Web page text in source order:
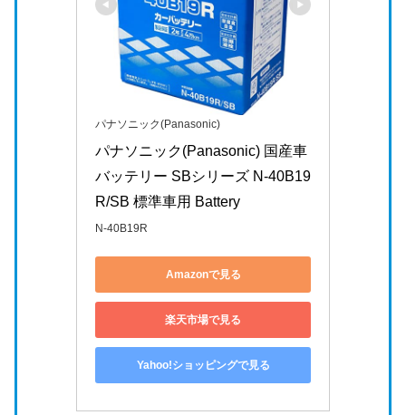
パナソニック(Panasonic)
パナソニック(Panasonic) 国産車
バッテリー SBシリーズ N-40B19
R/SB 標準車用 Battery
N-40B19R
Amazonで見る
楽天市場で見る
Yahoo!ショッピングで見る